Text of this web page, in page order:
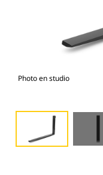
Photo en studio